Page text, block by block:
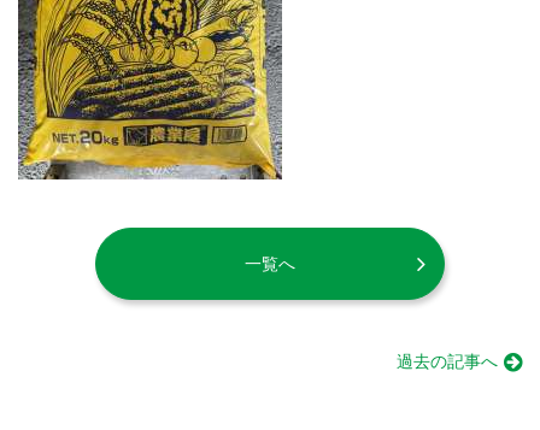
一覧へ
過去の記事へ